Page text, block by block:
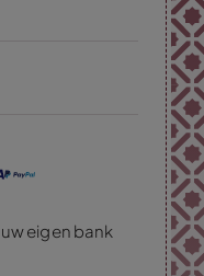
eigen bank